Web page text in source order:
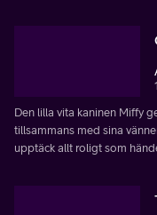
Den lilla vita kaninen Miffy
tillsammans med sina
upptäck allt roligt som